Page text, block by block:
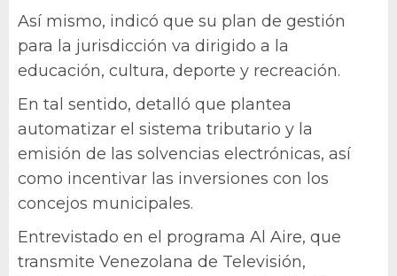
Así mismo, indicó que su plan de gestión
para la jurisdicción va dirigido a la
educación, cultura, deporte y recreación.
En tal sentido, detalló que plantea
automatizar el sistema tributario y la
emisión de las solvencias electrónicas, así
como incentivar las inversiones con los
concejos municipales.
Entrevistado en el programa Al Aire, que
transmite Venezolana de Televisión,